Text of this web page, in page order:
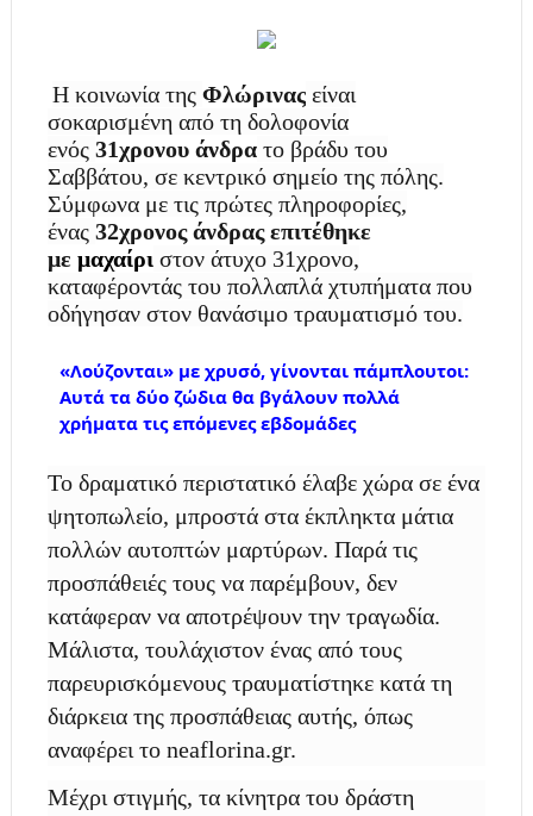
Η κοινωνία της Φλώρινας είναι
σοκαρισμένη από τη δολοφονία
ενός 31χρονου άνδρα το βράδυ του
Σαββάτου, σε κεντρικό σημείο της πόλης.
Σύμφωνα με τις πρώτες πληροφορίες,
ένας 32χρονος άνδρας επιτέθηκε
με μαχαίρι στον άτυχο 31χρονο,
καταφέροντάς του πολλαπλά χτυπήματα που
οδήγησαν στον θανάσιμο τραυματισμό του.
«Λούζονται» με χρυσό, γίνονται πάμπλουτοι:
Αυτά τα δύο ζώδια θα βγάλουν πολλά
χρήματα τις επόμενες εβδομάδες
Το δραματικό περιστατικό έλαβε χώρα σε ένα
ψητοπωλείο, μπροστά στα έκπληκτα μάτια
πολλών αυτοπτών μαρτύρων. Παρά τις
προσπάθειές τους να παρέμβουν, δεν
κατάφεραν να αποτρέψουν την τραγωδία.
Μάλιστα, τουλάχιστον ένας από τους
παρευρισκόμενους τραυματίστηκε κατά τη
διάρκεια της προσπάθειας αυτής, όπως
αναφέρει το neaflorina.gr.
Μέχρι στιγμής, τα κίνητρα του δράστη